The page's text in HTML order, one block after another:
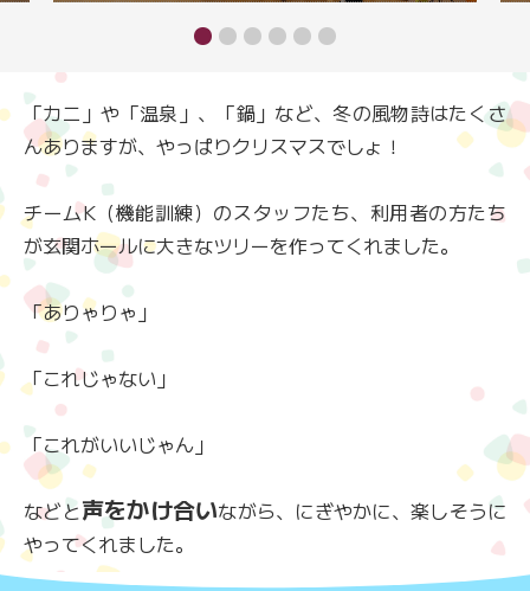
「カニ」や「温泉」、「鍋」など、冬の風物詩はたくさ
んありますが、やっぱりクリスマスでしょ！
チームK（機能訓練）のスタッフたち、利用者の方たち
が玄関ホールに大きなツリーを作ってくれました。
「ありゃりゃ」
「これじゃない」
「これがいいじゃん」
などと声をかけ合いながら、にぎやかに、楽しそうに
やってくれました。